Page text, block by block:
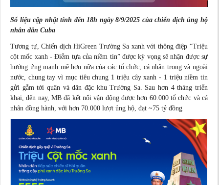
Số liệu cập nhật tính đến 18h ngày 8/9/2025 của chiến dịch ủng hộ
nhân dân Cuba
Tương tự, Chiến dịch HiGreen Trường Sa xanh với thông điệp “Triệu
cột mốc xanh - Điểm tựa của niềm tin” được kỳ vọng sẽ nhận được sự
hưởng ứng mạnh mẽ hơn nữa của các tổ chức, cá nhân trong và ngoài
nước, chung tay vì mục tiêu chung 1 triệu cây xanh - 1 triệu niềm tin
gửi gắm tới quân và dân đặc khu Trường Sa. Sau hơn 4 tháng triển
khai, đến nay, MB đã kết nối vận động được hơn 60.000 tổ chức và cá
nhân đồng hành, với hơn 70.000 lượt ủng hộ, đạt ~75 tỷ đồng